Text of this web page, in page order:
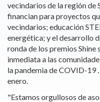
vecindarios de la región de
financian para proyectos
vecindarios; educación
energética; y el desarrollo
ronda de los premios Shine
inmediata a las
la pandemia de COVID-19
enero.
"Estamos orgullosos de